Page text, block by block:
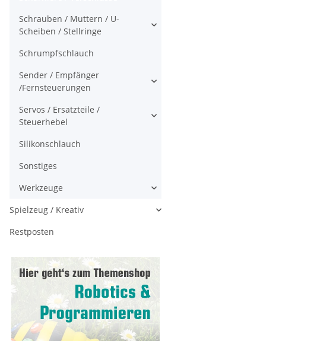
Schrauben / Muttern / U-
Scheiben / Stellringe
Schrumpfschlauch
Sender / Empfänger
/Fernsteuerungen
Servos / Ersatzteile /
Steuerhebel
Silikonschlauch
Sonstiges
Werkzeuge
Spielzeug / Kreativ
Restposten